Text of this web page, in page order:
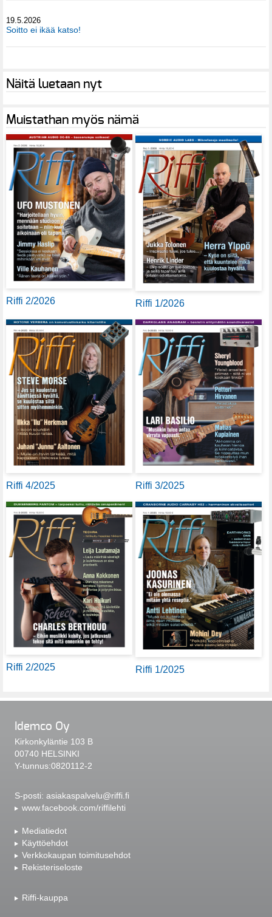
19.5.2026
Soitto ei ikää katso!
Näitä luetaan nyt
Muistathan myös nämä
Riffi 2/2026 Riffi 1/2026
Riffi 4/2025 Riffi 3/2025
Riffi 2/2025 Riffi 1/2025
Idemco Oy
Kirkonkyläntie 103 B
00740 HELSINKI
Y-tunnus:0820112-2
S-posti: asiakaspalvelu@riffi.fi
www.facebook.com/riffilehti
Mediatiedot
Käyttöehdot
Verkkokaupan toimitusehdot
Rekisteriseloste
Riffi-kauppa